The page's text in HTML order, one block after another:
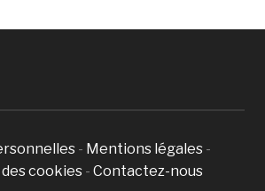
- Mentions légales -
cookies - Contactez-nous